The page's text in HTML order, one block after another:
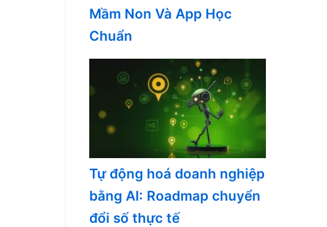
Mầm Non Và App Học
Chuẩn
Tự động hoá doanh nghiệp
bằng AI: Roadmap chuyển
đổi số thực tế